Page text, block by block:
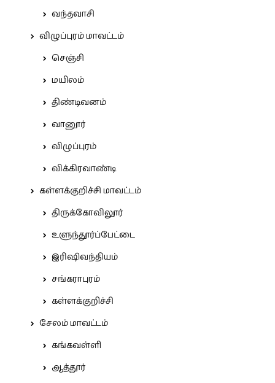
வந்தவாசி
விழுப்புரம் மாவட்டம்
செஞ்சி
மயிலம்
திண்டிவனம்
வானூர்
விழுப்புரம்
விக்கிரவாண்டி
கள்ளக்குறிச்சி மாவட்டம்
திருக்கோவிலூர்
உளுந்தூர்ப்பேட்டை
இரிஷிவந்தியம்
சங்கராபுரம்
கள்ளக்குறிச்சி
சேலம் மாவட்டம்
கங்கவள்ளி
ஆத்தூர்